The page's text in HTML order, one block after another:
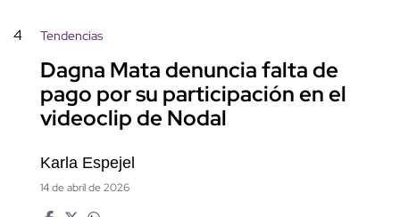
4 Tendencias
Dagna Mata denuncia falta de
pago por su participación en el
videoclip de Nodal
Karla Espejel
14 de abril de 2026